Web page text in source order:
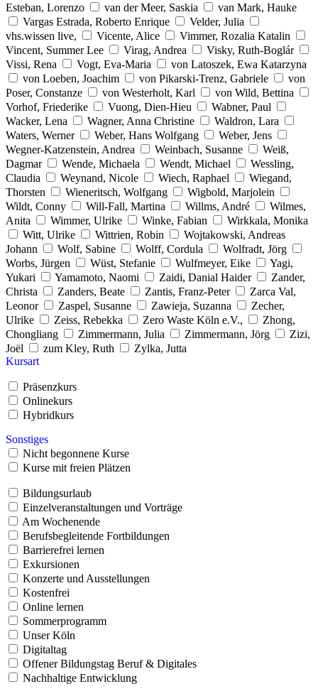
Esteban, Lorenzo
van der Meer, Saskia
van Mark, Hauke
Vargas Estrada, Roberto Enrique
Velder, Julia
vhs.wissen live,
Vicente, Alice
Vimmer, Rozalia Katalin
Vincent, Summer Lee
Virag, Andrea
Visky, Ruth-Boglár
Vissi, Rena
Vogt, Eva-Maria
von Latoszek, Ewa Katarzyna
von Loeben, Joachim
von Pikarski-Trenz, Gabriele
von
Poser, Constanze
von Westerholt, Karl
von Wild, Bettina
Vorhof, Friederike
Vuong, Dien-Hieu
Wabner, Paul
Wacker, Lena
Wagner, Anna Christine
Waldron, Lara
Waters, Werner
Weber, Hans Wolfgang
Weber, Jens
Wegner-Katzenstein, Andrea
Weinbach, Susanne
Weiß,
Dagmar
Wende, Michaela Wendt, Michael
Wessling,
Claudia
Weynand, Nicole Wiech, Raphael
Wiegand,
Thorsten
Wieneritsch, Wolfgang
Wigbold, Marjolein
Wildt, Conny
Will-Fall, Martina Willms, André
Wilmes,
Anita
Wimmer, Ulrike Winke, Fabian
Wirkkala, Monika
Witt, Ulrike
Wittrien, Robin
Wojtakowski, Andreas
Johann
Wolf, Sabine Wolff, Cordula
Wolfradt, Jörg
Worbs, Jürgen
Wüst, Stefanie Wulfmeyer, Eike
Yagi,
Yukari
Yamamoto, Naomi Zaidi, Danial Haider
Zander,
Christa
Zanders, Beate Zantis, Franz-Peter
Zarca Val,
Leonor
Zaspel, Susanne Zawieja, Suzanna
Zecher,
Ulrike
Zeiss, Rebekka Zero Waste Köln e.V.,
Zhong,
Chongliang
Zimmermann, Julia Zimmermann, Jörg
Zizi,
Joël
zum Kley, Ruth
Zylka, Jutta
Kursart
Präsenzkurs
Onlinekurs
Hybridkurs
Sonstiges
Nicht begonnene Kurse
Kurse mit freien Plätzen
Bildungsurlaub
Einzelveranstaltungen und Vorträge
Am Wochenende
Berufsbegleitende Fortbildungen
Barrierefrei lernen
Exkursionen
Konzerte und Ausstellungen
Kostenfrei
Online lernen
Sommerprogramm
Unser Köln
Digitaltag
Offener Bildungstag Beruf & Digitales
Nachhaltige Entwicklung